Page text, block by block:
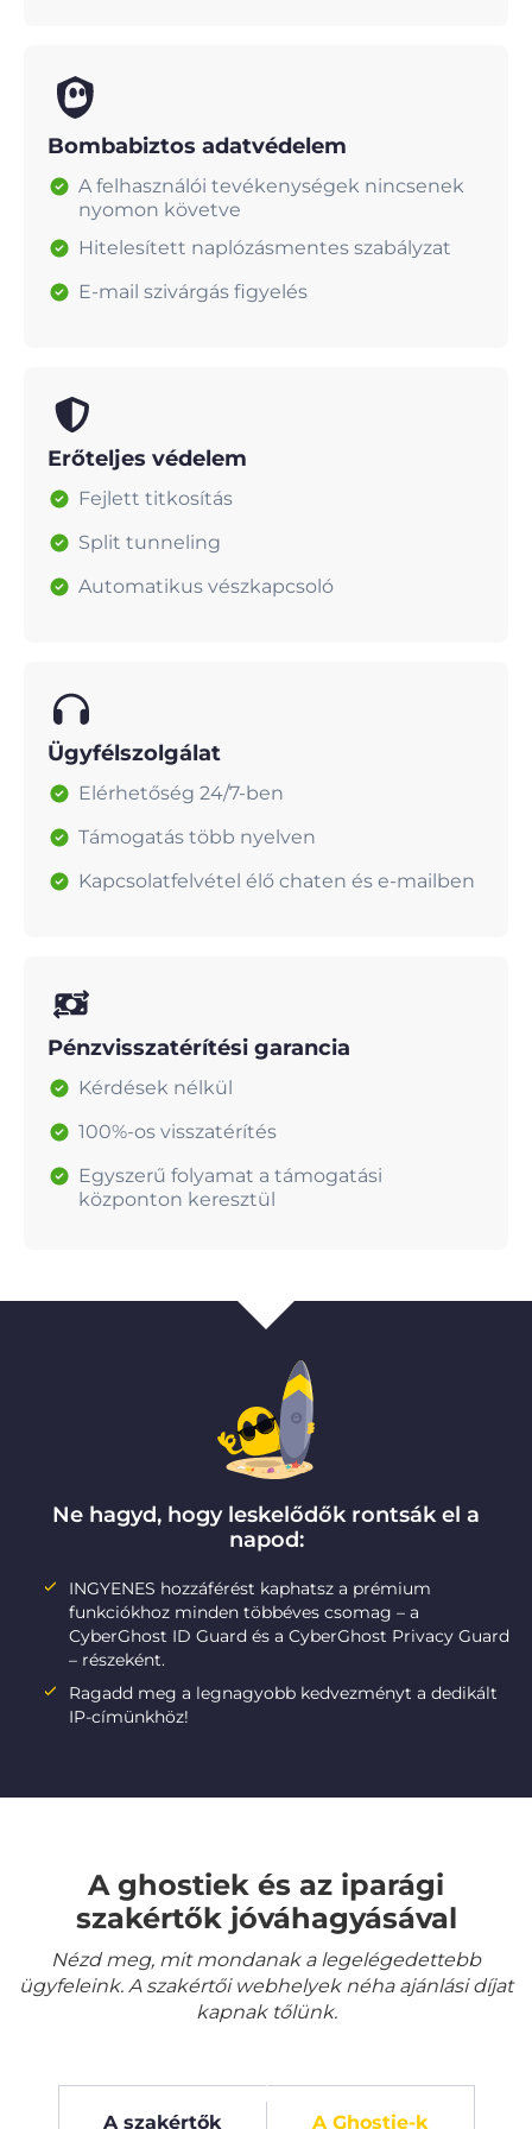
Bombabiztos adatvédelem
A felhasználói tevékenységek nincsenek
nyomon követve
Hitelesített naplózásmentes szabályzat
E-mail szivárgás figyelés
Erőteljes védelem
Fejlett titkosítás
Split tunneling
Automatikus vészkapcsoló
Ügyfélszolgálat
Elérhetőség 24/7-ben
Támogatás több nyelven
Kapcsolatfelvétel élő chaten és e-mailben
Pénzvisszatérítési garancia
Kérdések nélkül
100%-os visszatérítés
Egyszerű folyamat a támogatási
központon keresztül
Ne hagyd, hogy leskelődők rontsák el a
napod:
INGYENES hozzáférést kaphatsz a prémium
funkciókhoz minden többéves csomag – a
CyberGhost ID Guard és a CyberGhost Privacy Guard
– részeként.
Ragadd meg a legnagyobb kedvezményt a dedikált
IP-címünkhöz!
A ghostiek és az iparági
szakértők jóváhagyásával
Nézd meg, mit mondanak a legelégedettebb
ügyfeleink. A szakértői webhelyek néha ajánlási díjat
kapnak tőlünk.
A szakértők A Ghostie-k